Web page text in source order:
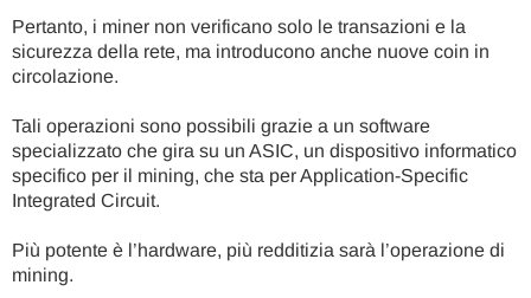
Pertanto, i miner non verificano solo le transazioni e la
sicurezza della rete, ma introducono anche nuove coin in
circolazione.
Tali operazioni sono possibili grazie a un software
specializzato che gira su un ASIC, un dispositivo informatico
specifico per il mining, che sta per Application-Specific
Integrated Circuit.
Più potente è l’hardware, più redditizia sarà l’operazione di
mining.